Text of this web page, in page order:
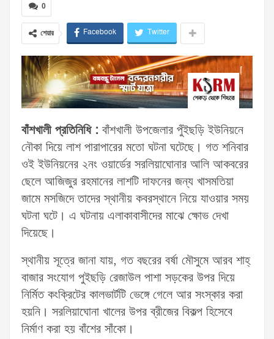
0
শেয়ার Facebook Twitter
বাঁশখালী প্রতিনিধি : বাঁশখালী উপজেলার পুঁইছড়ি ইউনিয়নে
নৌকা দিয়ে লাশ পারাপারের মতো ঘটনা ঘটেছে। গত শনিবার
ওই ইউনিয়নের ২নং ওয়ার্ডের সরলিয়াঘোনার আলি আকবরের
ছেলে আজিজুর রহমানের লাশটি দাফনের জন্য খাসমতিয়া
জামে মসজিদে তাদের স্থানীয় কবরস্থানে নিয়ে যাওয়ার সময়
ঘটনা ঘটে। এ ঘটনায় এলাকাবাসীদের মাঝে ক্ষোভ দেখা
দিয়েছে।
স্থানীয় সূত্রে জানা যায়, গত বছরের বর্ষা মৌসুমে আরব শাহ্
বাজার সংযোগ পুইছড়ি রেজাউল পাশা সড়কের উপর দিয়ে
নির্মিত কংক্রিটের কালভার্টটি ভেঙ্গে গেলে আর সংস্কার করা
হয়নি। সরলিয়াঘোনা খালের উপর ব্রীজের বিকল্প হিসেবে
নির্মাণ করা হয় বাঁশের সাঁকো।